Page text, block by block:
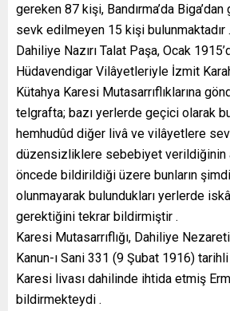
gereken 87 kişi, Bandırma’da
sevk edilmeyen 15 kişi bulunmaktadır .
Dahiliye Nazırı Talat Paşa, Ocak
Hüdavendigar Vilâyetleriyle İzmit
Kütahya Karesi Mutasarrıflıklarına
telgrafta; bazı yerlerde geçici olarak
hemhudûd diğer livâ ve vilâyetlere
düzensizliklere sebebiyet verildiğinin
öncede bildirildiği üzere bunların
olunmayarak bulundukları yerlerde
gerektiğini tekrar bildirmiştir .
Karesi Mutasarrıflığı, Dahiliye
Kanun-ı Sani 331 (9 Şubat 1916)
Karesi livası dahilinde ihtida etmiş
bildirmekteydi .